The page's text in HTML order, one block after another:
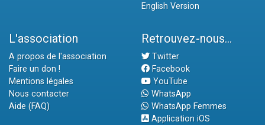
English Version
L'association
A propos de l'association
Faire un don !
Mentions légales
Nous contacter
Aide (FAQ)
Retrouvez-nous...
Twitter
Facebook
YouTube
WhatsApp
WhatsApp Femmes
Application iOS